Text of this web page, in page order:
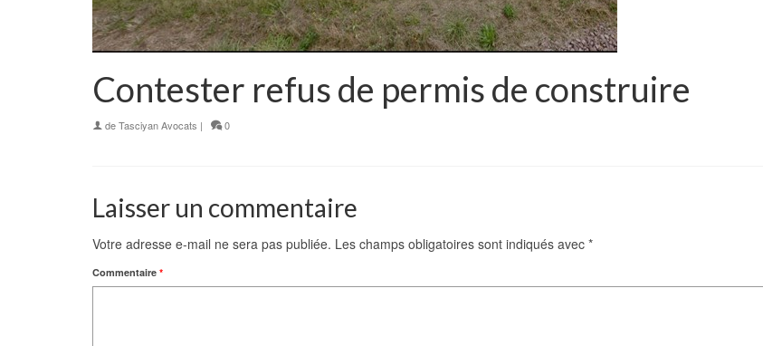
Contester refus de permis de construire
deTasciyan Avocats | 0
Laisser un commentaire
Votre adresse e-mail ne sera pas publiée. Les champs obligatoires sont indiqués avec *
Commentaire *